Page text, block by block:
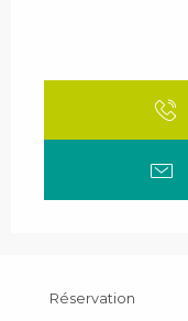
Réservation